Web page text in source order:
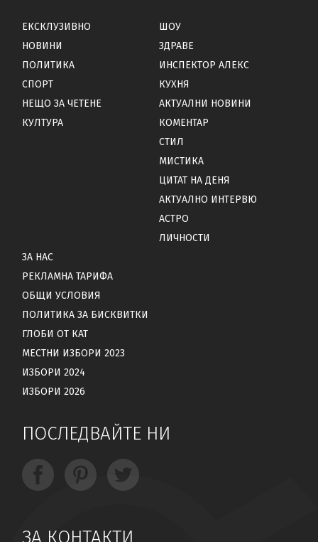
ЕКСКЛУЗИВНО
НОВИНИ
ПОЛИТИКА
СПОРТ
НЕЩО ЗА ЧЕТЕНЕ
КУЛТУРА
ШОУ
ЗДРАВЕ
ИНСПЕКТОР АЛЕКС
КУХНЯ
АКТУАЛНИ НОВИНИ
КОМЕНТАР
СТИЛ
МИСТИКА
ЦИТАТ НА ДЕНЯ
АКТУАЛНО ИНТЕРВЮ
АСТРО
ЛИЧНОСТИ
ЗА НАС
РЕКЛАМНА ТАРИФА
ОБЩИ УСЛОВИЯ
ПОЛИТИКА ЗА БИСКВИТКИ
ГЛОБИ ОТ КАТ
МЕСТНИ ИЗБОРИ 2023
ИЗБОРИ 2024
ИЗБОРИ 2026
ПОСЛЕДВАЙТЕ НИ
ЗА КОНТАКТИ